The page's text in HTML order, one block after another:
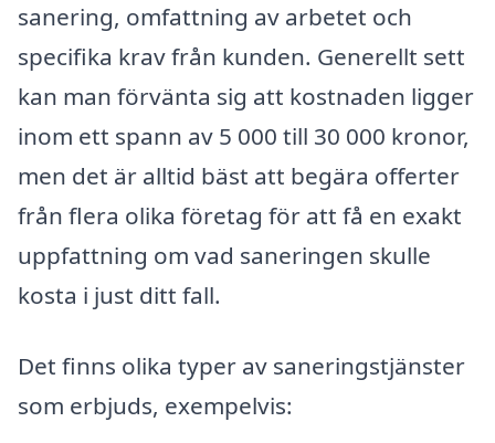
sanering, omfattning av arbetet och
specifika krav från kunden. Generellt sett
kan man förvänta sig att kostnaden ligger
inom ett spann av 5 000 till 30 000 kronor,
men det är alltid bäst att begära offerter
från flera olika företag för att få en exakt
uppfattning om vad saneringen skulle
kosta i just ditt fall.
Det finns olika typer av saneringstjänster
som erbjuds, exempelvis: